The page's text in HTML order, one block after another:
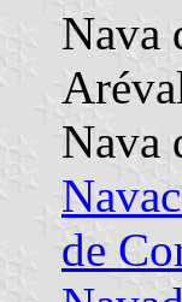
Nava
Nava
de